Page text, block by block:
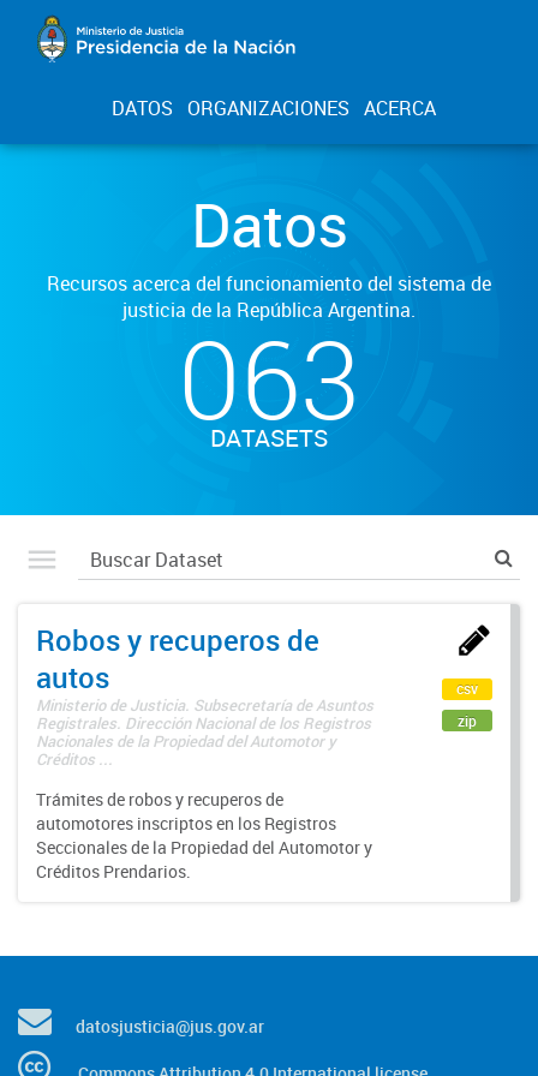
DATOS ORGANIZACIONES ACERCA
Datos
Recursos acerca del funcionamiento del sistema de
justicia de la República Argentina.
063
DATASETS
Robos y recuperos de
autos
Ministerio de Justicia. Subsecretaría de Asuntos
Registrales. Dirección Nacional de los Registros
Nacionales de la Propiedad del Automotor y
Créditos ...
Trámites de robos y recuperos de
automotores inscriptos en los Registros
Seccionales de la Propiedad del Automotor y
Créditos Prendarios.
csv
zip
datosjusticia@jus.gov.ar